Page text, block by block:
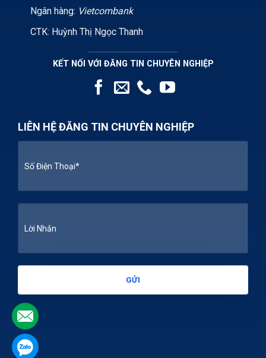
Ngân hàng: Vietcombank
CTK: Huỳnh Thị Ngọc Thanh
KẾT NỐI VỚI ĐĂNG TIN CHUYÊN NGHIỆP
LIÊN HỆ ĐĂNG TIN CHUYÊN NGHIỆP
.
.